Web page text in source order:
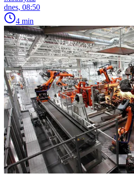
dnes, 08:50
4 min